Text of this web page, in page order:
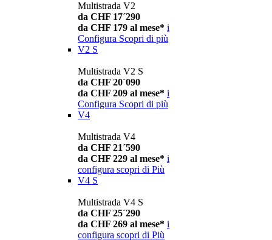
Multistrada V2
da CHF 17´290
da CHF 179 al mese* i
Configura Scopri di più
V2 S
Multistrada V2 S
da CHF 20´090
da CHF 209 al mese* i
Configura Scopri di più
V4
Multistrada V4
da CHF 21´590
da CHF 229 al mese* i
configura scopri di Più
V4 S
Multistrada V4 S
da CHF 25´290
da CHF 269 al mese* i
configura scopri di Più